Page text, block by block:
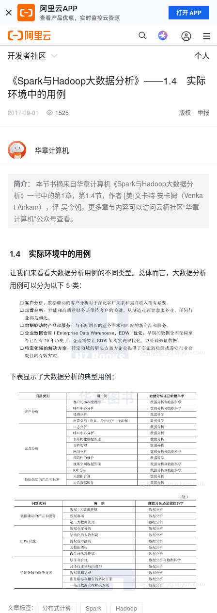
打开 APP
开发者社区 个人
《Spark与Hadoop大数据分析》——1.4 实际
环境中的用例
2017-09-01 1525 版权 举报
华章计算机
简介：
本节书摘来自华章计算机《Spark与Hadoop大数据分
析》一书中的第1章，第1.4节，作者 [美]文卡特·安卡姆（Venka
t Ankam），译 吴今朝，更多章节内容可以访问云栖社区“华章
计算机”公众号查看。
1.4 实际环境中的用例
让我们来看看大数据分析用例的不同类型。总体而言，大数据分析
用例可以分为以下 5 类：
下表显示了大数据分析的典型用例：
文章标签： 分布式计算 Spark
Hadoop